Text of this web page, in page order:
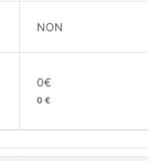
NON
0€
0 €